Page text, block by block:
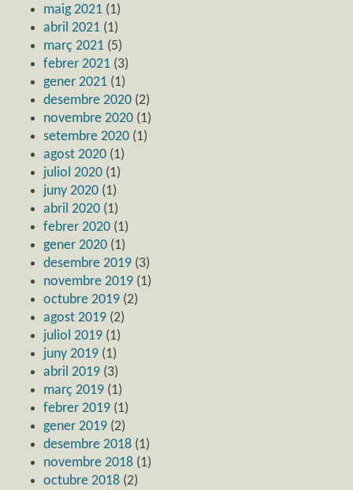
maig 2021 (1)
abril 2021 (1)
març 2021 (5)
febrer 2021 (3)
gener 2021 (1)
desembre 2020 (2)
novembre 2020 (1)
setembre 2020 (1)
agost 2020 (1)
juliol 2020 (1)
juny 2020 (1)
abril 2020 (1)
febrer 2020 (1)
gener 2020 (1)
desembre 2019 (3)
novembre 2019 (1)
octubre 2019 (2)
agost 2019 (2)
juliol 2019 (1)
juny 2019 (1)
abril 2019 (3)
març 2019 (1)
febrer 2019 (1)
gener 2019 (2)
desembre 2018 (1)
novembre 2018 (1)
octubre 2018 (2)